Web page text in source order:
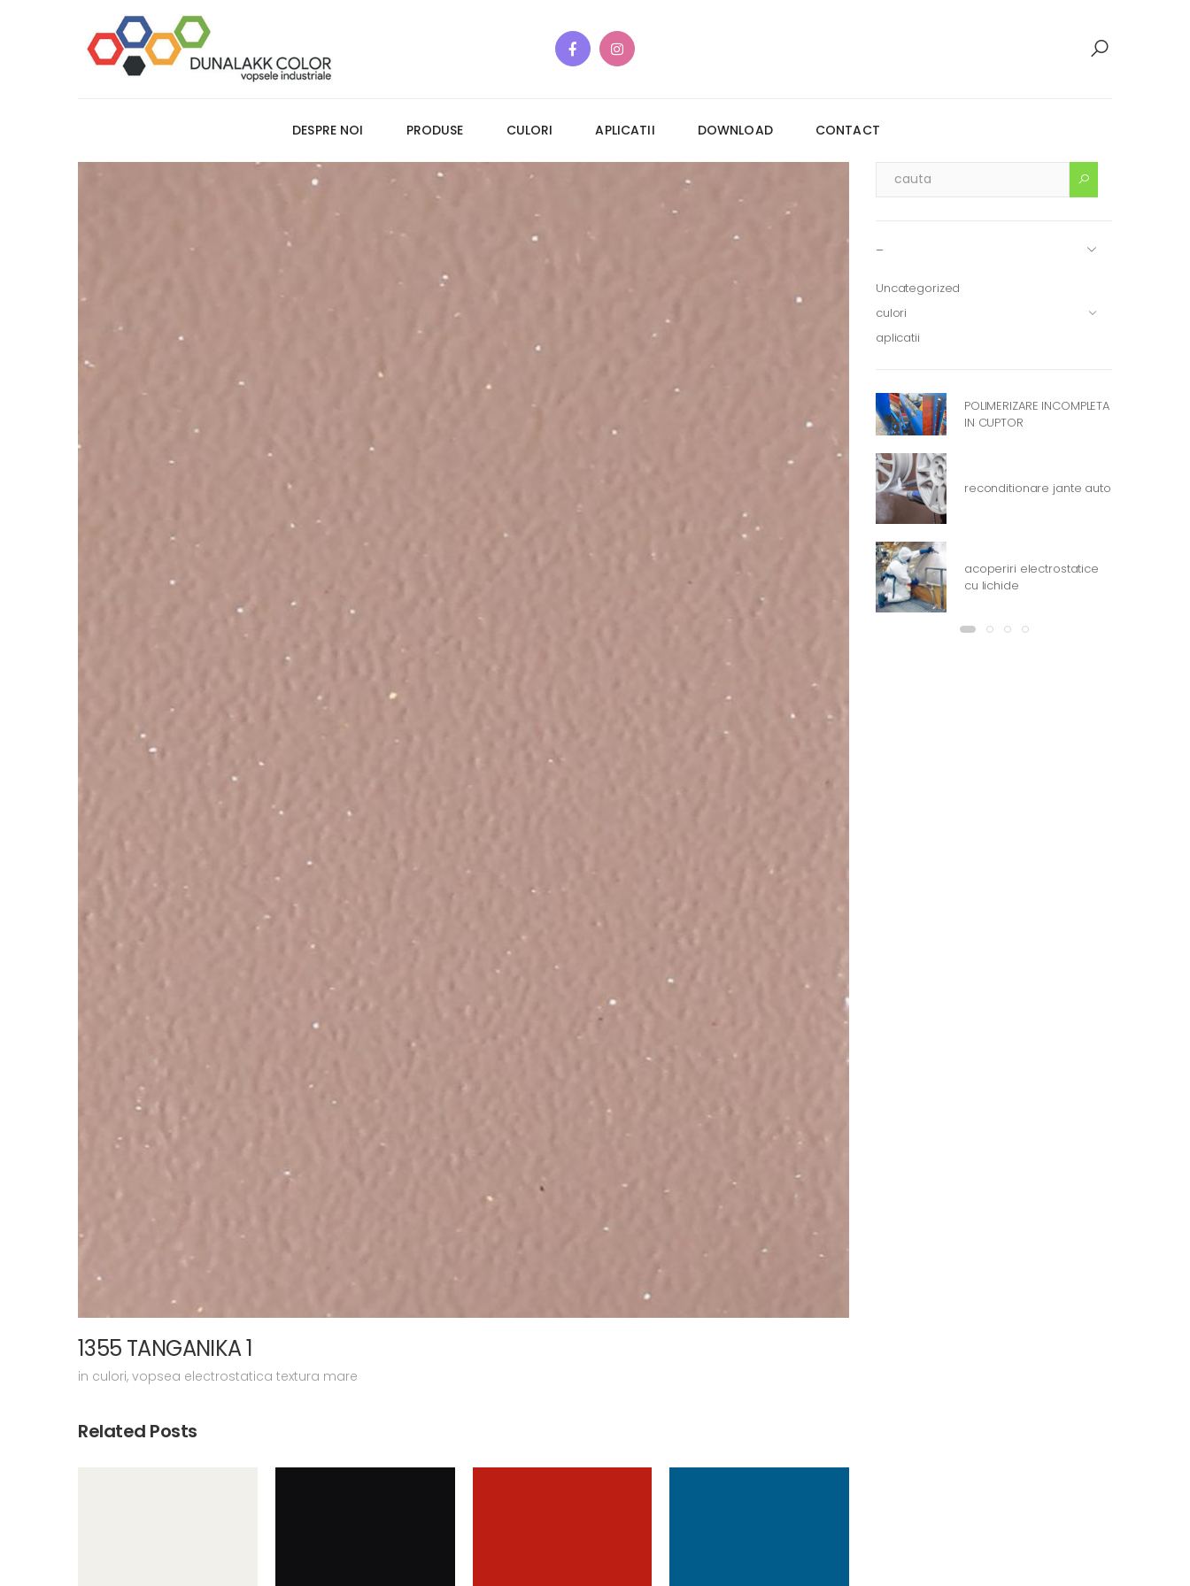
DESPRE NOI PRODUSE CULORI APLICATII DOWNLOAD CONTACT
1355 TANGANIKA 1
in culori, vopsea electrostatica textura mare
Related Posts
–
Uncategorized
culori
aplicatii
POLIMERIZARE INCOMPLETA
IN CUPTOR
reconditionare jante auto
acoperiri electrostatice
cu lichide